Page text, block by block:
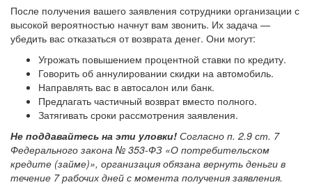
После получения вашего заявления сотрудники организации с
высокой вероятностью начнут вам звонить. Их задача —
убедить вас отказаться от возврата денег. Они могут:
Угрожать повышением процентной ставки по кредиту.
Говорить об аннулировании скидки на автомобиль.
Направлять вас в автосалон или банк.
Предлагать частичный возврат вместо полного.
Затягивать сроки рассмотрения заявления.
Не поддавайтесь на эти уловки! Согласно п. 2.9 ст. 7
Федерального закона № 353-ФЗ «О потребительском
кредите (займе)», организация обязана вернуть деньги в
течение 7 рабочих дней с момента получения заявления.